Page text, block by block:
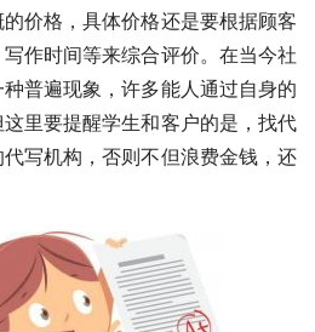
价格，具体价格还是要根据顾客
作时间等来综合评价。在当今社
普遍现象，许多能人通过自身的
里要提醒学生和客户的是，找代
写机构，否则不但浪费金钱，还